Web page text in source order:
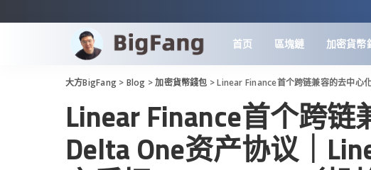
首页 區塊鏈 加密貨幣
大方BigFang > Blog >加密貨幣錢包 >Linear Finance首个跨链兼容的去中心化Delta One资产协议
Linear Finance首个跨
Delta One资产协议｜